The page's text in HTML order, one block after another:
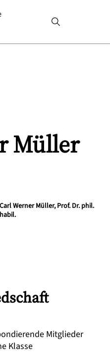
Müller
Carl Werner Müller, Prof. Dr. phil.
habil.
Mitglieder
Klasse